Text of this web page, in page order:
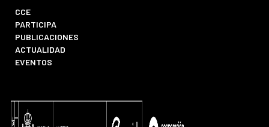
CCE
PARTICIPA
PUBLICACIONES
ACTUALIDAD
EVENTOS